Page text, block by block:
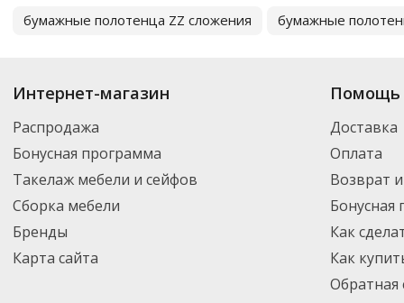
бумажные полотенца ZZ сложения бумажные
Интернет-магазин
Распродажа
Бонусная программа
Такелаж мебели и сейфов
Сборка мебели
Бренды
Карта сайта
Помощь
Доставка
Оплата
Возврат
Бонусная
Как
Как
Обратная